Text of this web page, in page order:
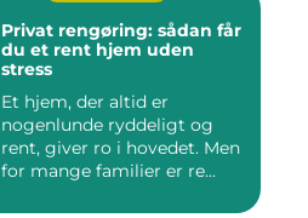
Privat rengøring: sådan får
du et rent hjem uden
stress
Et hjem, der altid er
nogenlunde ryddeligt og
rent, giver ro i hovedet. Men
for mange familier er re...